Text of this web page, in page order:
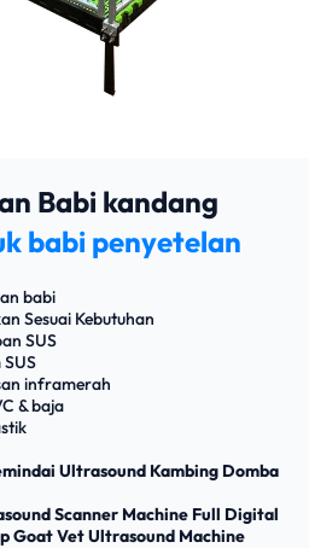
Babi kandang
babi penyetelan
babi
Sesuai Kebutuhan
SUS
SUS
inframerah
& baja
Ultrasound Kambing Domba
Scanner Machine Full Digital
Goat Vet Ultrasound Machine